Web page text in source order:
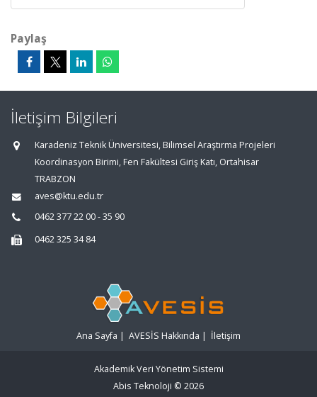
Paylaş
İletişim Bilgileri
Karadeniz Teknik Üniversitesi, Bilimsel Araştırma Projeleri
Koordinasyon Birimi, Fen Fakültesi Giriş Katı, Ortahisar
TRABZON
aves@ktu.edu.tr
0462 377 22 00 - 35 90
0462 325 34 84
Ana Sayfa | AVESİS Hakkında | İletişim
Akademik Veri Yönetim Sistemi
Abis Teknoloji © 2026